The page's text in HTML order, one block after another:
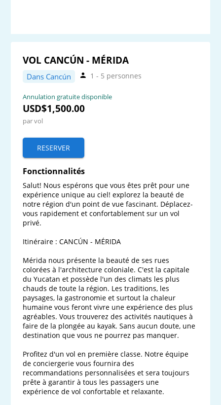
VOL CANCÚN - MÉRIDA
Dans Cancún 1 - 5 personnes
Annulation gratuite disponible
USD$1,500.00
par vol
RESERVER
Fonctionnalités
Salut! Nous espérons que vous êtes prêt pour une
expérience unique au ciel! explorez la beauté de
notre région d'un point de vue fascinant. Déplacez-
vous rapidement et confortablement sur un vol
privé.
Itinéraire : CANCÚN - MÉRIDA
Mérida nous présente la beauté de ses rues
colorées à l'architecture coloniale. C'est la capitale
du Yucatan et possède l'un des climats les plus
chauds de toute la région. Les traditions, les
paysages, la gastronomie et surtout la chaleur
humaine vous feront vivre une expérience des plus
agréables. Vous trouverez des activités nautiques à
faire de la plongée au kayak. Sans aucun doute, une
destination que vous ne pourrez pas manquer.
Profitez d'un vol en première classe. Notre équipe
de conciergerie vous fournira des
recommandations personnalisées et sera toujours
prête à garantir à tous les passagers une
expérience de vol confortable et relaxante.